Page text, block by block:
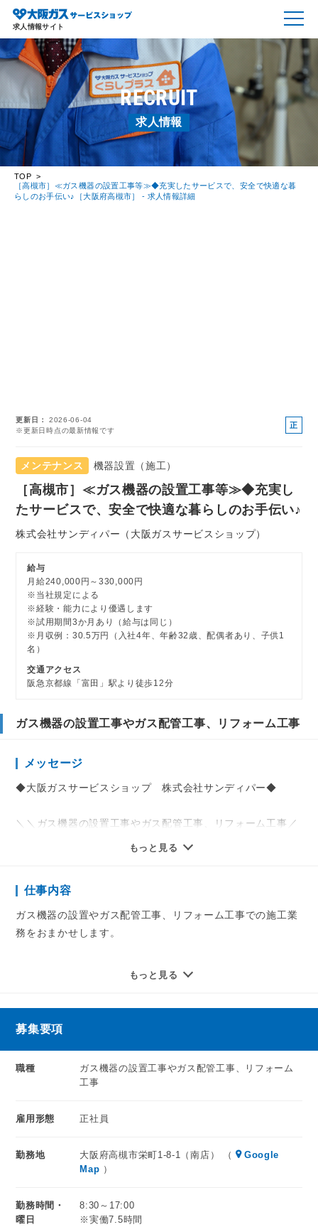
求人情報サイト
RECRUIT
求人情報
TOP
［高槻市］≪ガス機器の設置工事等≫◆充実したサービスで、安全で快適な暮
らしのお手伝い♪［大阪府高槻市］ - 求人情報詳細
更新日
2026-06-04
※更新日時点の最新情報です
正
メンテナンス 機器設置（施工）
［高槻市］≪ガス機器の設置工事等≫◆充実し
たサービスで、安全で快適な暮らしのお手伝い♪
株式会社サンディパー（大阪ガスサービスショップ）
給与
月給240,000円～330,000円
※当社規定による
※経験・能力により優遇します
※試用期間3か月あり（給与は同じ）
※月収例：30.5万円（入社4年、年齢32歳、配偶者あり、子供1
名）
交通アクセス
阪急京都線「富田」駅より徒歩12分
ガス機器の設置工事やガス配管工事、リフォーム工事
メッセージ
◆大阪ガスサービスショップ 株式会社サンディパー◆
＼＼ガス機器の設置工事やガス配管工事、リフォーム工事／
『住ミカタ』サービスのサンディパーにお任せ下さい。
★各種研修制度が充実しており、未経験の方でもOK！
安定しているライフラインの仕事を、私たちと一緒に楽しく
もっと見る
仕事内容
ガス機器の設置やガス配管工事、リフォーム工事での施工業
務をおまかせします。
現場での施工業務だけでなく、設置や工事に関する打合わせ
とができます。
ャレンジしたい」「手に職をつけたい」という方も歓迎しま
成長できる環境です！
もっと見る
募集要項
職種
ガス機器の設置工事やガス配管工事、リフォーム
工事
雇用形態 正社員
勤務地 大阪府高槻市栄町1-8-1（南店） （
Google
Map ）
勤務時間・
曜日
8:30～17:00
※実働7.5時間